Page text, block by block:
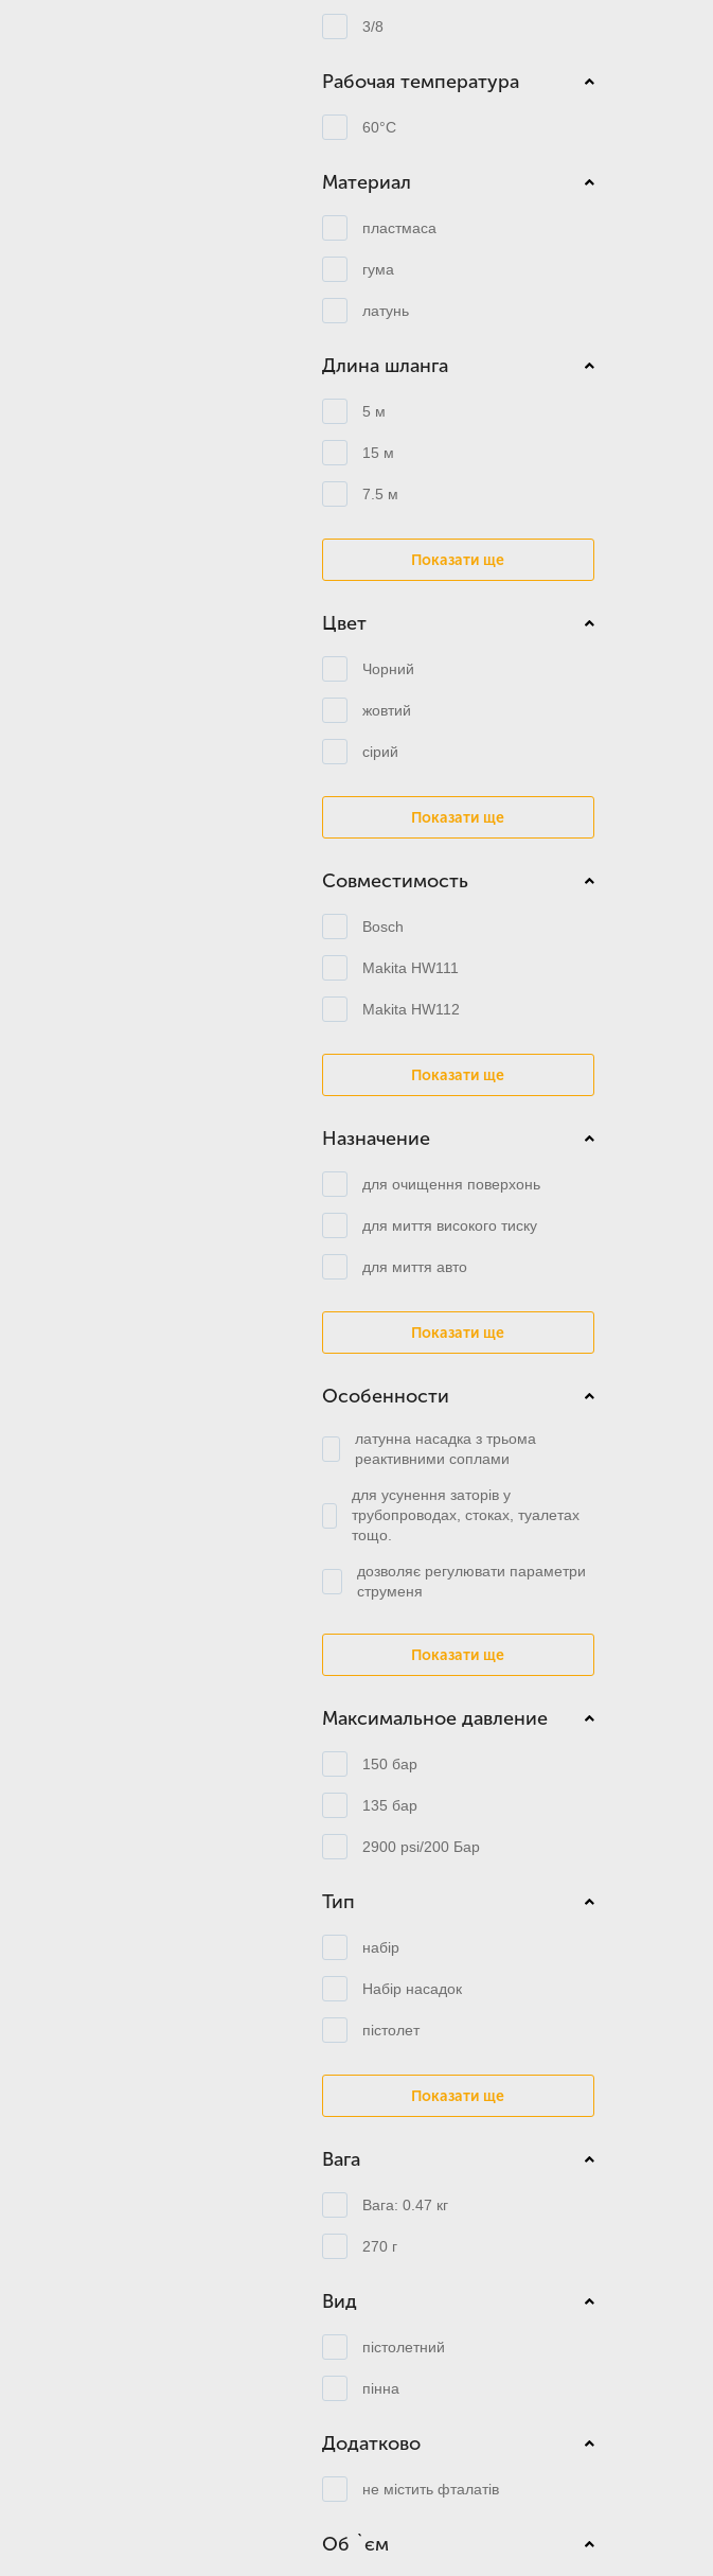
3/8
Рабочая температура
60°C
Материал
пластмаса
гума
латунь
Длина шланга
5 м
15 м
7.5 м
Показати ще
Цвет
Чорний
жовтий
сірий
Показати ще
Совместимость
Bosch
Makita HW111
Makita HW112
Показати ще
Назначение
для очищення поверхонь
для миття високого тиску
для миття авто
Показати ще
Особенности
латунна насадка з трьома
реактивними соплами
для усунення заторів у
трубопроводах, стоках, туалетах
тощо.
дозволяє регулювати параметри
струменя
Показати ще
Максимальное давление
150 бар
135 бар
2900 psi/200 Бар
Тип
набір
Набір насадок
пістолет
Показати ще
Вага
Вага: 0.47 кг
270 г
Вид
пістолетний
пінна
Додатково
не містить фталатів
Об `єм